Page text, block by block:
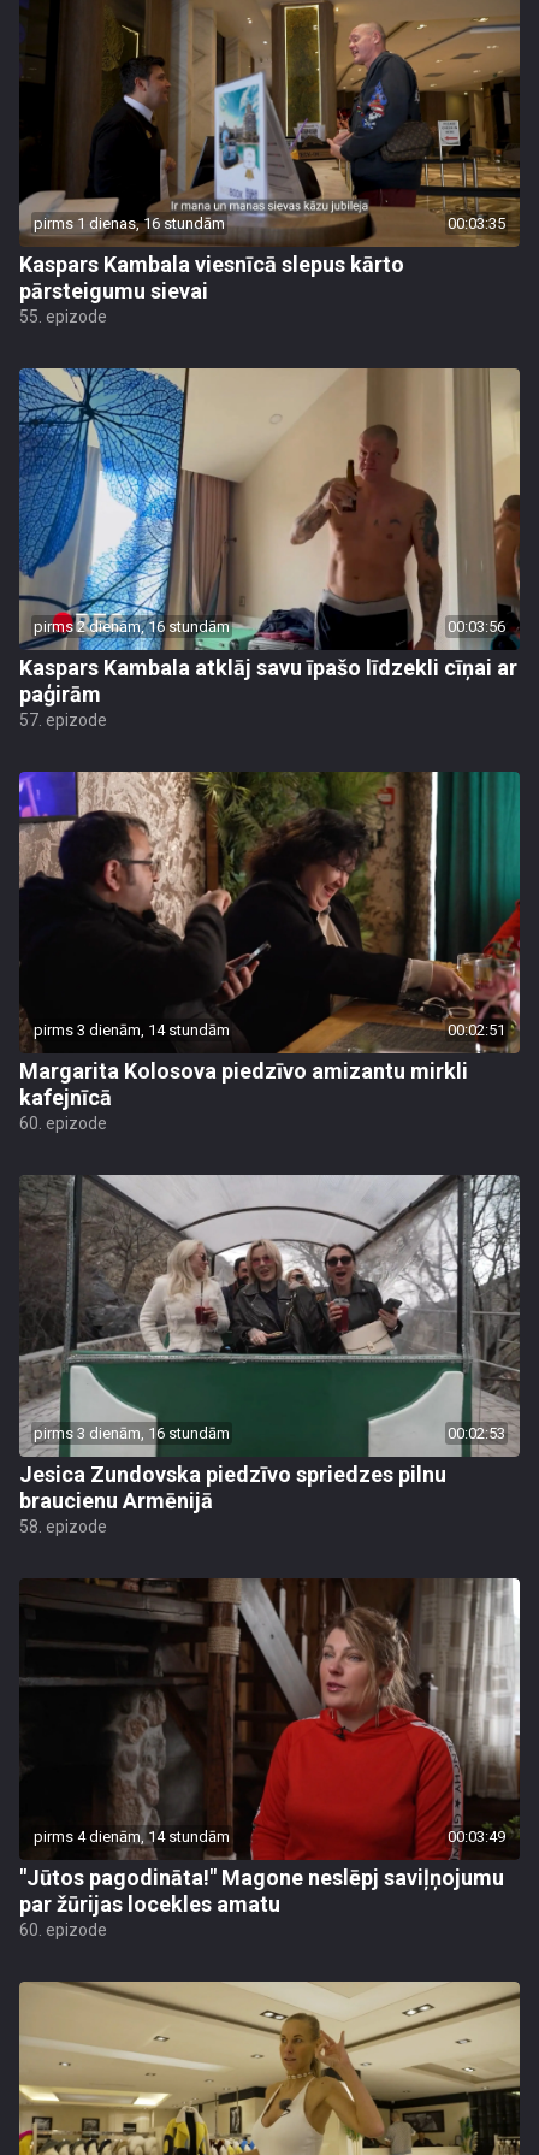
pirms 1 dienas, 16 stundām 00:03:35
Kaspars Kambala viesnīcā slepus kārto
pārsteigumu sievai
55. epizode
pirms 2 dienām, 16 stundām 00:03:56
Kaspars Kambala atklāj savu īpašo līdzekli cīņai ar
paģirām
57. epizode
pirms 3 dienām, 14 stundām 00:02:51
Margarita Kolosova piedzīvo amizantu mirkli
kafejnīcā
60. epizode
pirms 3 dienām, 16 stundām 00:02:53
Jesica Zundovska piedzīvo spriedzes pilnu
braucienu Armēnijā
58. epizode
pirms 4 dienām, 14 stundām 00:03:49
"Jūtos pagodināta!" Magone neslēpj saviļņojumu
par žūrijas locekles amatu
60. epizode